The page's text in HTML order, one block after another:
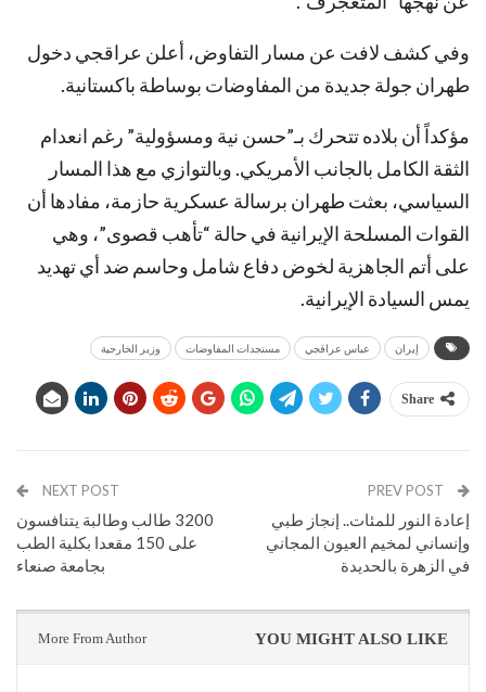
وفي كشف لافت عن مسار التفاوض، أعلن عراقجي دخول
طهران جولة جديدة من المفاوضات بوساطة باكستانية.
مؤكداً أن بلاده تتحرك بـ”حسن نية ومسؤولية” رغم انعدام
الثقة الكامل بالجانب الأمريكي. وبالتوازي مع هذا المسار
السياسي، بعثت طهران برسالة عسكرية حازمة، مفادها أن
القوات المسلحة الإيرانية في حالة “تأهب قصوى”، وهي
على أتم الجاهزية لخوض دفاع شامل وحاسم ضد أي تهديد
يمس السيادة الإيرانية.
إيران عباس عراقجي مستجدات المفاوضات وزير الخارجية
Share
إعادة النور للمئات.. إنجاز طبي
وإنساني لمخيم العيون المجاني
في الزهرة بالحديدة
NEXT POST
​3200 طالب وطالبة يتنافسون
على 150 مقعدا بكلية الطب
بجامعة صنعاء
YOU MIGHT ALSO LIKE
More From Author